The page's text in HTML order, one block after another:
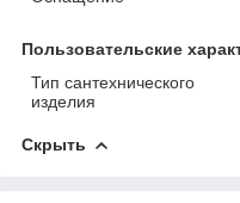
Пользовательские
Тип сантехнического
изделия
Скрыть